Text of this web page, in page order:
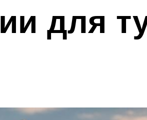
для